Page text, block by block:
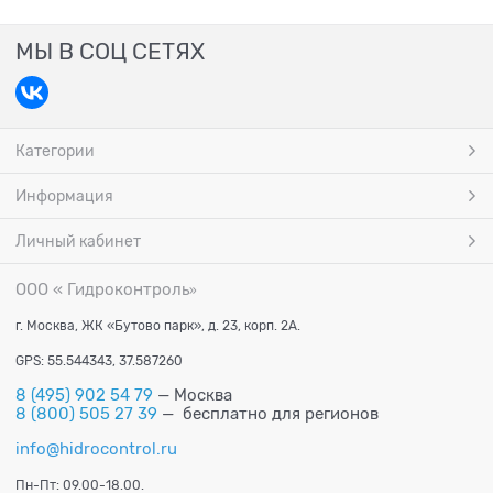
МЫ В СОЦ СЕТЯХ
Категории
Информация
Личный кабинет
ООО « Гидроконтроль»
г. Москва, ЖК «Бутово парк», д. 23, корп. 2А.
GPS: 55.544343, 37.587260
8 (495) 902 54 79 — Москва
8 (800) 505 27 39 — бесплатно для регионов
info@hidrocontrol.ru
Пн-Пт: 09.00-18.00.